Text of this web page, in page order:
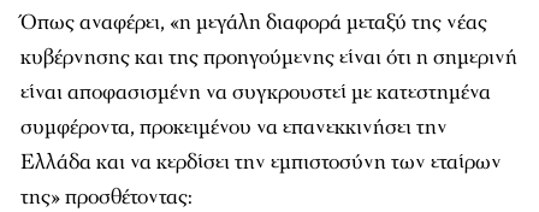
Όπως αναφέρει, «η μεγάλη διαφορά μεταξύ της νέας
κυβέρνησης και της προηγούμενης είναι ότι η σημερινή
είναι αποφασισμένη να συγκρουστεί με κατεστημένα
συμφέροντα, προκειμένου να επανεκκινήσει την
Ελλάδα και να κερδίσει την εμπιστοσύνη των εταίρων
της» προσθέτοντας: